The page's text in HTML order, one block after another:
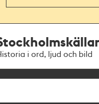
i ord, ljud och bild